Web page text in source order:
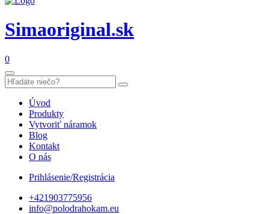
Simaoriginal.sk
0
Úvod
Produkty
Vytvoriť náramok
Blog
Kontakt
O nás
Prihlásenie/Registrácia
+421903775956
info@polodrahokam.eu